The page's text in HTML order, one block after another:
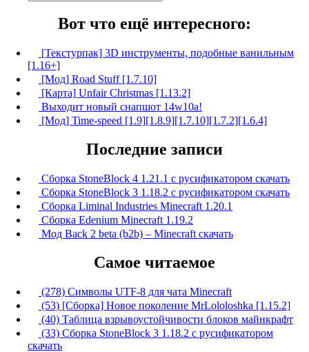
Вот что ещё интересного:
[Текстурпак] 3D инструменты, подобные ванильным
[1.16+]
[Мод] Road Stuff [1.7.10]
[Карта] Unfair Christmas [1.13.2]
Выходит новый снапшот 14w10a!
[Мод] Time-speed [1.9][1.8.9][1.7.10][1.7.2][1.6.4]
Последние записи
Сборка StoneBlock 4 1.21.1 с русификатором скачать
Сборка StoneBlock 3 1.18.2 с русификатором скачать
Сборка Liminal Industries Minecraft 1.20.1
Сборка Edenium Minecraft 1.19.2
Мод Back 2 beta (b2b) – Minecraft скачать
Самое читаемое
(278) Символы UTF-8 для чата Minecraft
(53) [Сборка] Новое поколение MrLololoshka [1.15.2]
(40) Таблица взрывоустойчивости блоков майнкрафт
(33) Сборка StoneBlock 3 1.18.2 с русификатором
скачать